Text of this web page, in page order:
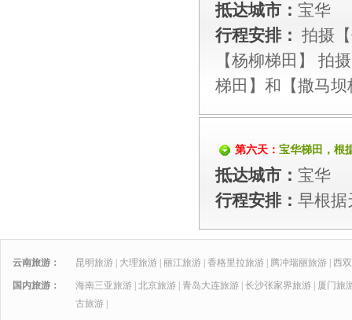
抵达城市： 宝华
行程安排： 拍摄
【杨柳梯田】 拍
梯田】和【撒马
第六天： 宝华梯田，根
抵达城市： 宝华
行程安排： 早根据
云南旅游： 昆明旅游 大理旅游 丽江旅游 香格里拉旅游 腾冲瑞丽旅游 西
国内旅游： 海南三亚旅游 北京旅游 青岛大连旅游 长沙张家界旅游
厦门旅
古旅游